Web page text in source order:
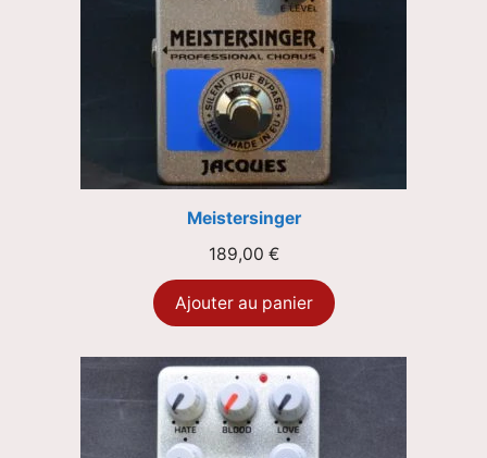
Meistersinger
189,00 €
Ajouter au panier